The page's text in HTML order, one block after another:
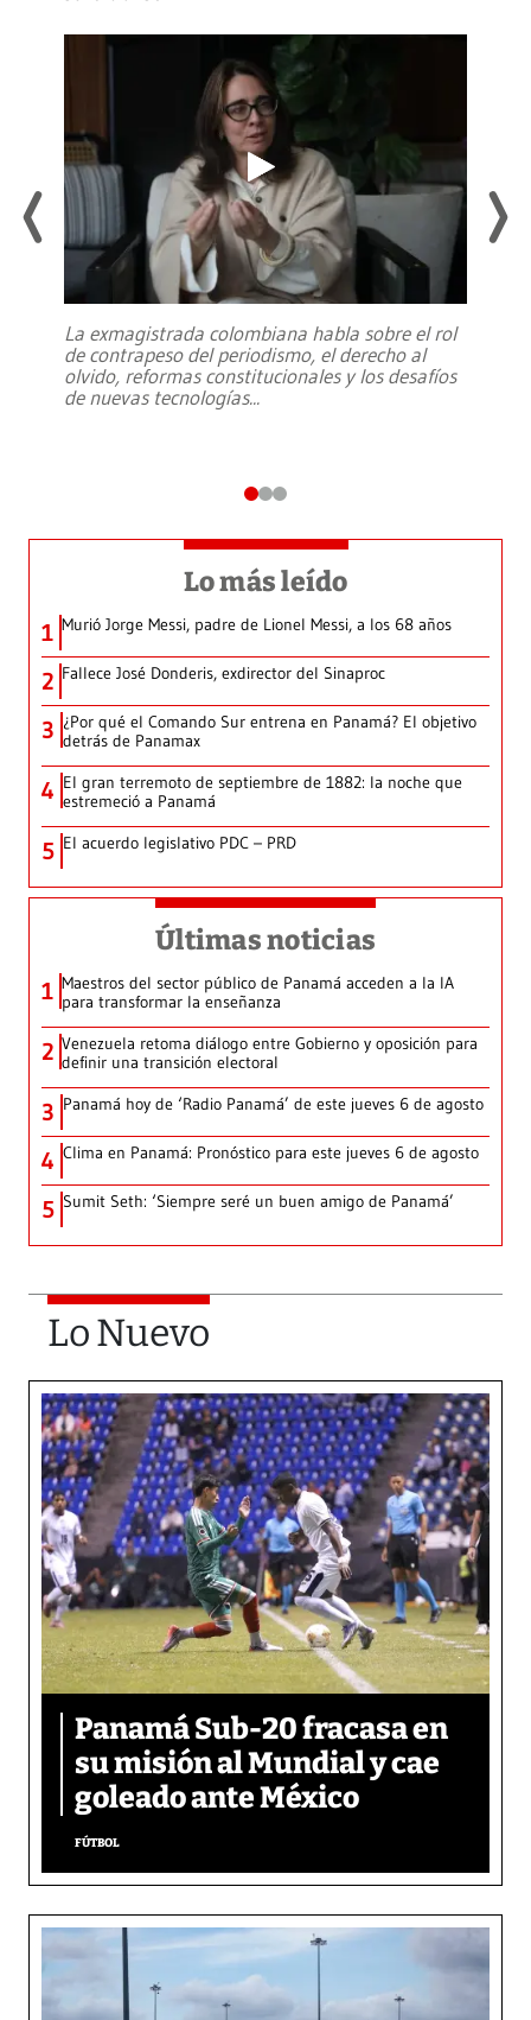
La exmagistrada colombiana habla sobre el rol
de contrapeso del periodismo, el derecho al
olvido, reformas constitucionales y los desafíos
de nuevas tecnologías...
Lo más leído
1 Murió Jorge Messi, padre de Lionel Messi, a los 68 años
2 Fallece José Donderis, exdirector del Sinaproc
3 ¿Por qué el Comando Sur entrena en Panamá? El objetivo
detrás de Panamax
4 El gran terremoto de septiembre de 1882: la noche que
estremeció a Panamá
5 El acuerdo legislativo PDC – PRD
Últimas noticias
1 Maestros del sector público de Panamá acceden a la IA
para transformar la enseñanza
2 Venezuela retoma diálogo entre Gobierno y oposición para
definir una transición electoral
3 Panamá hoy de ‘Radio Panamá’ de este jueves 6 de agosto
4 Clima en Panamá: Pronóstico para este jueves 6 de agosto
5 Sumit Seth: ‘Siempre seré un buen amigo de Panamá’
Lo Nuevo
Panamá Sub-20 fracasa en
su misión al Mundial y cae
goleado ante México
FÚTBOL